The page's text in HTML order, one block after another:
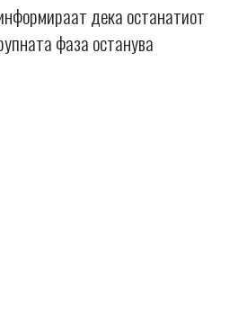
дека останатиот
фаза останува